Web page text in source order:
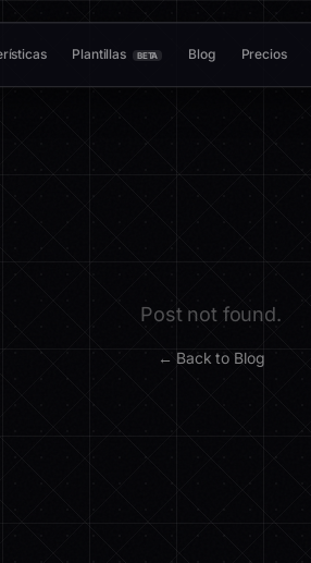
Plantillas BETA Blog Precios
Post not found.
← Back to Blog